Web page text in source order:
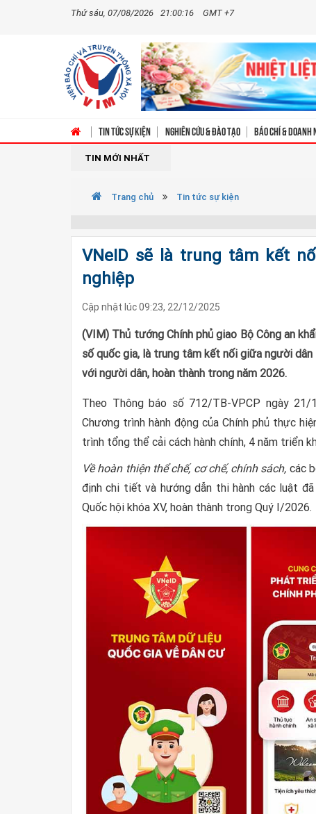
Thứ sáu, 07/08/2026 21:00:17 GMT +7
Tin tức sự kiện Nghiên cứu & Đào tạo Báo chí & doanh
TIN MỚI NHẤT
Trang chủ Tin tức sự kiện
VNeID sẽ là trung tâm kết
nghiệp
Cập nhật lúc 09:23, 22/12/2025
(VIM) Thủ tướng Chính phủ giao Bộ Công an
số quốc gia, là trung tâm kết nối giữa người
với người dân, hoàn thành trong năm 2026.
Theo Thông báo số 712/TB-VPCP ngày
Chương trình hành động của Chính phủ thực
trình tổng thể cải cách hành chính, 4 năm triển
Về hoàn thiện thể chế, cơ chế, chính sách, các
định chi tiết và hướng dẫn thi hành các luật
Quốc hội khóa XV, hoàn thành trong Quý I/2026.